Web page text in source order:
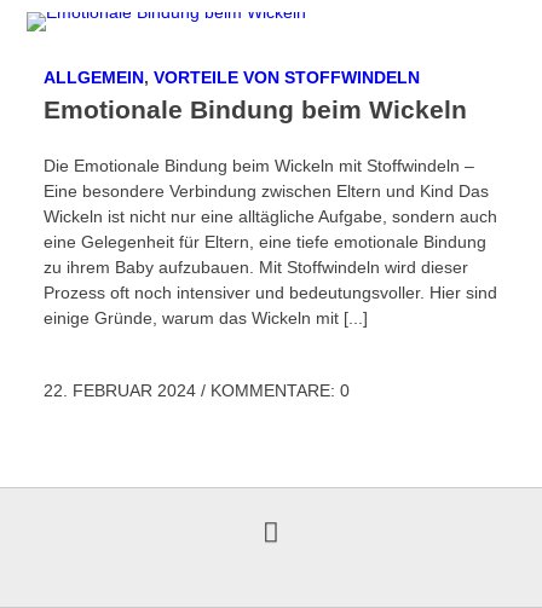
ALLGEMEIN,VORTEILE VON STOFFWINDELN
Emotionale Bindung beim Wickeln
Die Emotionale Bindung beim Wickeln mit Stoffwindeln –
Eine besondere Verbindung zwischen Eltern und Kind Das
Wickeln ist nicht nur eine alltägliche Aufgabe, sondern auch
eine Gelegenheit für Eltern, eine tiefe emotionale Bindung
zu ihrem Baby aufzubauen. Mit Stoffwindeln wird dieser
Prozess oft noch intensiver und bedeutungsvoller. Hier sind
einige Gründe, warum das Wickeln mit [...]
22. FEBRUAR 2024 / KOMMENTARE: 0